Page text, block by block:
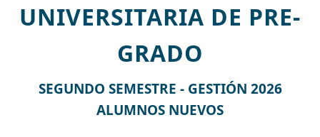
UNIVERSITARIA DE PRE-
GRADO
SEGUNDO SEMESTRE - GESTIÓN 2026
ALUMNOS NUEVOS